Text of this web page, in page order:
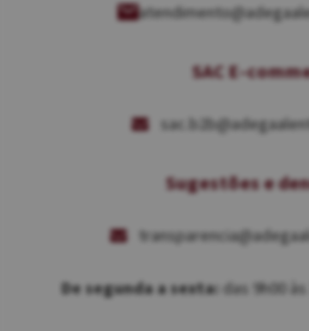
SAC E-
Sugestões e
De segunda a sexta: das 9h00